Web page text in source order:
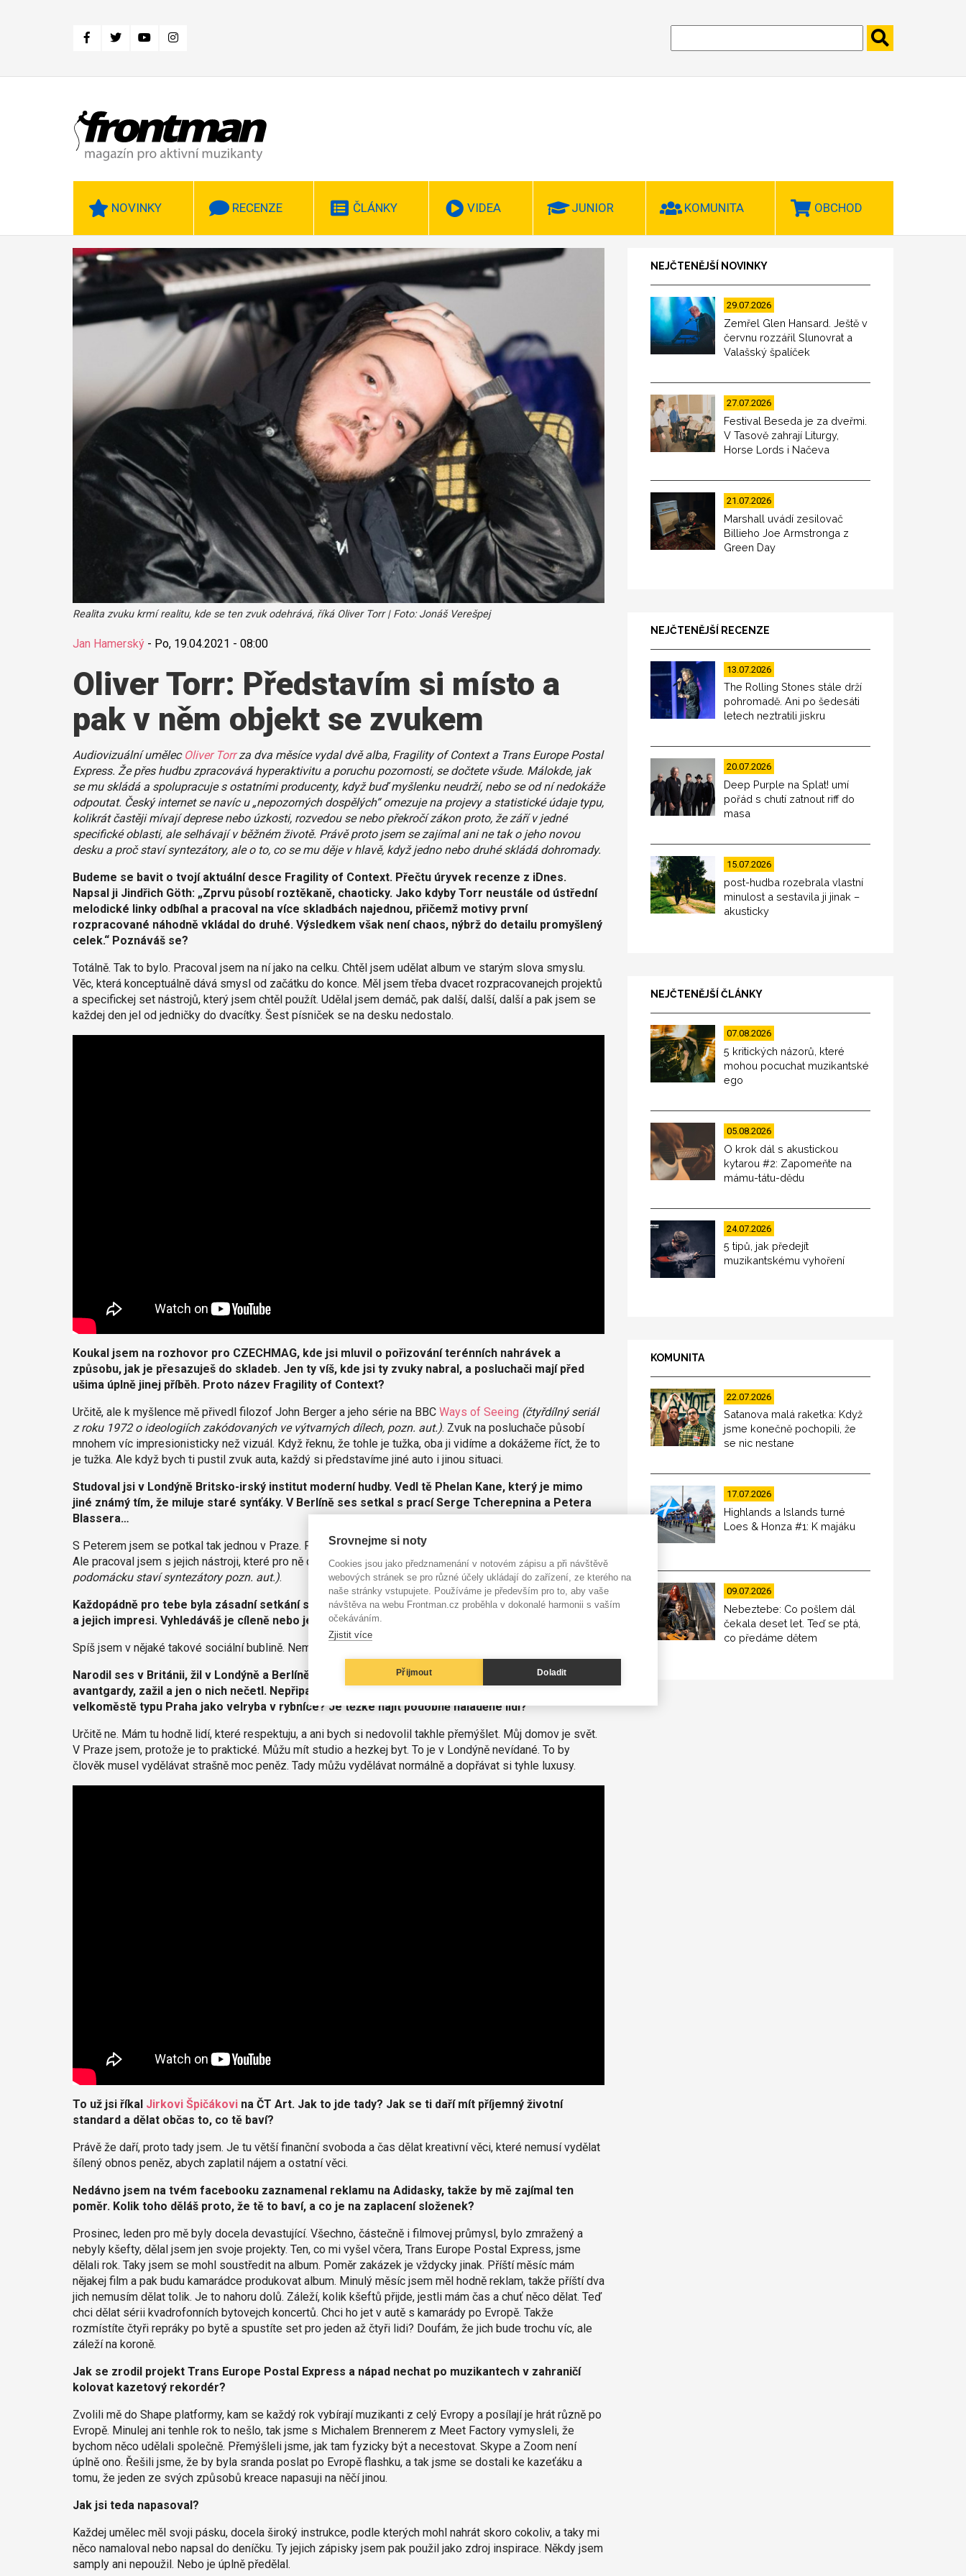
NOVINKY RECENZE ČLÁNKY VIDEA JUNIOR KOMUNITA OBCHOD
Realita zvuku krmí realitu, kde se ten zvuk odehrává, říká Oliver Torr | Foto: Jonáš Verešpej
Jan Hamerský- Po, 19.04.2021 - 08:00
Oliver Torr: Představím si místo a
pak v něm objekt se zvukem
Audiovizuální umělec Oliver Torrza dva měsíce vydal dvě alba, Fragility of Context a Trans Europe Postal
Express. Že přes hudbu zpracovává hyperaktivitu a poruchu pozornosti, se dočtete všude. Málokde, jak
se mu skládá a spolupracuje s ostatními producenty, když buď myšlenku neudrží, nebo se od ní nedokáže
odpoutat. Český internet se navíc u „nepozorných dospělých“ omezuje na projevy a statistické údaje typu,
kolikrát častěji mívají deprese nebo úzkosti, rozvedou se nebo překročí zákon proto, že září v jedné
specifické oblasti, ale selhávají v běžném životě. Právě proto jsem se zajímal ani ne tak o jeho novou
desku a proč staví syntezátory, ale o to, co se mu děje v hlavě, když jedno nebo druhé skládá dohromady.
Budeme se bavit o tvojí aktuální desce Fragility of Context. Přečtu úryvek recenze z iDnes.
Napsal ji Jindřich Göth: „Zprvu působí roztěkaně, chaoticky. Jako kdyby Torr neustále od ústřední
melodické linky odbíhal a pracoval na více skladbách najednou, přičemž motivy první
rozpracované náhodně vkládal do druhé. Výsledkem však není chaos, nýbrž do detailu promyšlený
celek.“ Poznáváš se?
Totálně. Tak to bylo. Pracoval jsem na ní jako na celku. Chtěl jsem udělat album ve starým slova smyslu.
Věc, která konceptuálně dává smysl od začátku do konce. Měl jsem třeba dvacet rozpracovanejch projektů
a specifickej set nástrojů, který jsem chtěl použít. Udělal jsem demáč, pak další, další, další a pak jsem se
každej den jel od jedničky do dvacítky. Šest písniček se na desku nedostalo.
Koukal jsem na rozhovor pro CZECHMAG, kde jsi mluvil o pořizování terénních nahrávek a
způsobu, jak je přesazuješ do skladeb. Jen ty víš, kde jsi ty zvuky nabral, a posluchači mají před
ušima úplně jinej příběh. Proto název Fragility of Context?
Určitě, ale k myšlence mě přivedl filozof John Berger a jeho série na BBC Ways of Seeing (čtyřdílný seriál
z roku 1972 o ideologiích zakódovaných ve výtvarných dílech, pozn. aut.). Zvuk na posluchače působí
mnohem víc impresionisticky než vizuál. Když řeknu, že tohle je tužka, oba ji vidíme a dokážeme říct, že to
je tužka. Ale když bych ti pustil zvuk auta, každý si představíme jiné auto i jinou situaci.
Studoval jsi v Londýně Britsko-irský institut moderní hudby. Vedl tě Phelan Kane, který je mimo
jiné známý tím, že miluje staré synťáky. V Berlíně ses setkal s prací Serge Tcherepnina a Petera
Blassera…
S Peterem jsem se potkal tak jednou v Praze. Přijel z Portlandu do ČR vybírat dřevo na svůj nový nástroj.
Ale pracoval jsem s jejich nástroji, které pro ně dělal Darrin Wiener z Patch Pointu (berlínská dílna, kde se
podomácku staví syntezátory pozn. aut.).
Každopádně pro tebe byla zásadní setkání s lidmi, kteří o hudbě uvažují jinak, třeba právě o zvucích
a jejich impresi. Vyhledáváš je cíleně nebo je to geneze něčeho jiného?
Spíš jsem v nějaké takové sociální bublině. Nemůžu všechny nazývat přáteli. Prostě se to tak stalo.
Narodil ses v Británii, žil v Londýně a Berlíně, takže jsi je na rozdíl od většiny, řekněme, české
avantgardy, zažil a jen o nich nečetl. Nepřipadáš si někdy, když to řeknu ošklivě, v provinčním
velkoměstě typu Praha jako velryba v rybníce? Je těžké najít podobně naladěné lidi?
Určitě ne. Mám tu hodně lidí, které respektuju, a ani bych si nedovolil takhle přemýšlet. Můj domov je svět.
V Praze jsem, protože je to praktické. Můžu mít studio a hezkej byt. To je v Londýně nevídané. To by
člověk musel vydělávat strašně moc peněz. Tady můžu vydělávat normálně a dopřávat si tyhle luxusy.
To už jsi říkal Jirkovi Špičákovina ČT Art. Jak to jde tady? Jak se ti daří mít příjemný životní
standard a dělat občas to, co tě baví?
Právě že daří, proto tady jsem. Je tu větší finanční svoboda a čas dělat kreativní věci, které nemusí vydělat
šílený obnos peněz, abych zaplatil nájem a ostatní věci.
Nedávno jsem na tvém facebooku zaznamenal reklamu na Adidasky, takže by mě zajímal ten
poměr. Kolik toho děláš proto, že tě to baví, a co je na zaplacení složenek?
Prosinec, leden pro mě byly docela devastující. Všechno, částečně i filmovej průmysl, bylo zmražený a
nebyly kšefty, dělal jsem jen svoje projekty. Ten, co mi vyšel včera, Trans Europe Postal Express, jsme
dělali rok. Taky jsem se mohl soustředit na album. Poměr zakázek je vždycky jinak. Příští měsíc mám
nějakej film a pak budu kamarádce produkovat album. Minulý měsíc jsem měl hodně reklam, takže příští dva
jich nemusím dělat tolik. Je to nahoru dolů. Záleží, kolik kšeftů přijde, jestli mám čas a chuť něco dělat. Teď
chci dělat sérii kvadrofonních bytovejch koncertů. Chci ho jet v autě s kamarády po Evropě. Takže
rozmístíte čtyři repráky po bytě a spustíte set pro jeden až čtyři lidi? Doufám, že jich bude trochu víc, ale
záleží na koroně.
Jak se zrodil projekt Trans Europe Postal Express a nápad nechat po muzikantech v zahraničí
kolovat kazetový rekordér?
Zvolili mě do Shape platformy, kam se každý rok vybírají muzikanti z celý Evropy a posílají je hrát různě po
Evropě. Minulej ani tenhle rok to nešlo, tak jsme s Michalem Brennerem z Meet Factory vymysleli, že
bychom něco udělali společně. Přemýšleli jsme, jak tam fyzicky být a necestovat. Skype a Zoom není
úplně ono. Řešili jsme, že by byla sranda poslat po Evropě flashku, a tak jsme se dostali ke kazeťáku a
tomu, že jeden ze svých způsobů kreace napasuji na něčí jinou.
Jak jsi teda napasoval?
Každej umělec měl svoji pásku, docela široký instrukce, podle kterých mohl nahrát skoro cokoliv, a taky mi
něco namaloval nebo napsal do deníčku. Ty jejich zápisky jsem pak použil jako zdroj inspirace. Někdy jsem
samply ani nepoužil. Nebo je úplně předělal.
NEJČTENĚJŠÍ NOVINKY
29.07.2026
Zemřel Glen Hansard. Ještě v
červnu rozzářil Slunovrat a
Valašský špalíček
27.07.2026
Festival Beseda je za dveřmi.
V Tasově zahrají Liturgy,
Horse Lords i Načeva
21.07.2026
Marshall uvádí zesilovač
Billieho Joe Armstronga z
Green Day
NEJČTENĚJŠÍ RECENZE
13.07.2026
The Rolling Stones stále drží
pohromadě. Ani po šedesáti
letech neztratili jiskru
20.07.2026
Deep Purple na Splat! umí
pořád s chutí zatnout riff do
masa
15.07.2026
post-hudba rozebrala vlastní
minulost a sestavila ji jinak –
akusticky
NEJČTENĚJŠÍ ČLÁNKY
07.08.2026
5 kritických názorů, které
mohou pocuchat muzikantské
ego
05.08.2026
O krok dál s akustickou
kytarou #2: Zapomeňte na
mámu-tátu-dědu
24.07.2026
5 tipů, jak předejít
muzikantskému vyhoření
KOMUNITA
22.07.2026
Satanova malá raketka: Když
jsme konečně pochopili, že
se nic nestane
17.07.2026
Highlands a Islands turné
Loes & Honza #1: K majáku
09.07.2026
Nebeztebe: Co pošlem dál
čekala deset let. Teď se ptá,
co předáme dětem
Srovnejme si noty
Cookies jsou jako předznamenání v notovém zápisu a při návštěvě
webových stránek se pro různé účely ukládají do zařízení, ze kterého na
naše stránky vstupujete. Používáme je především pro to, aby vaše
návštěva na webu Frontman.cz proběhla v dokonalé harmonii s vaším
očekáváním.
Zjistit více
Přijmout Doladit